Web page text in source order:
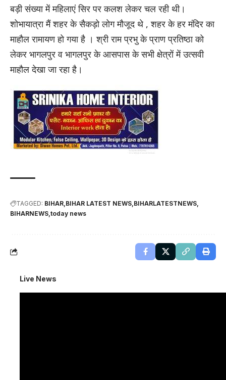
बड़ी संख्या में महिलाएं सिर पर कलश लेकर चल रही थी।
शोभायात्रा मैं शहर के सैकड़ो लोग मौजूद थे , शहर के हर मंदिर का
माहौल रामायण हो गया है । श्री राम प्रभु के प्राण प्रतिष्ठा को
लेकर भागलपुर व भागलपुर के आसपास के सभी क्षेत्रों में उत्सवी
माहौल देखा जा रहा है।
TAGGED: BIHAR BIHAR LATEST NEWS BIHARLATESTNEWS
BIHARNEWS today news
Live News